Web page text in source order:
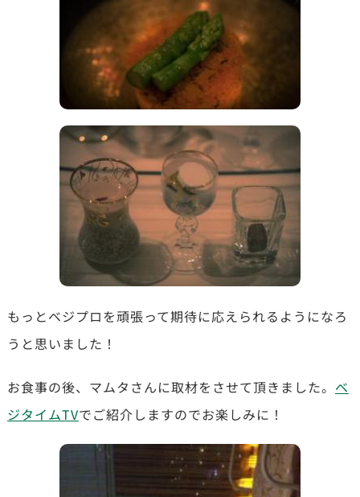
もっとベジプロを頑張って期待に応えられるようになろ
うと思いました！
お食事の後、マムタさんに取材をさせて頂きました。 ベ
ジタイムTVでご紹介しますのでお楽しみに！